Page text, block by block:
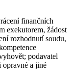
finančních
exekutorem, žádost
rozhodnutí soudu,
podavatel
opravné a jiné